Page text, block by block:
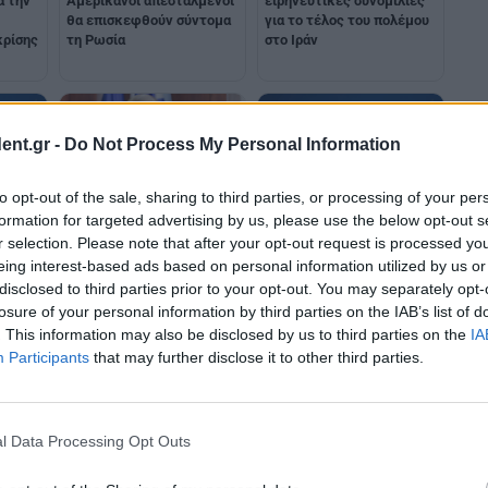
- Do Not Process My Personal Information
opt-out of the sale, sharing to third parties, or processing of your
for targeted advertising by us, please use the below opt-out
selection. Please note that after your opt-out request is processed
interest-based ads based on personal information utilized by us
to third parties prior to your opt-out. You may separately
of your personal information by third parties on the IAB’s list of
This information may also be disclosed by us to third parties on the
Participants that may further disclose it to other third parties.
Data Processing Opt Outs
θα επισκεφθούν σύντομα
τη Ρωσία
για το τέλος του πολέμου
στο Ιράν
Πούτιν: Ζητά "ταχεία
αποκλιμάκωση" του
πολέμου στη Μέση
Κρεμλίνο: Οι προτάσεις
Πούτιν για το Ιράν
συνεχίζουν να είναι στο